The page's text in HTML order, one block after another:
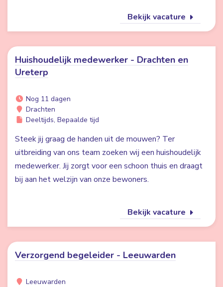
Bekijk vacature
Huishoudelijk medewerker - Drachten en
Ureterp
Nog 11 dagen
Drachten
Deeltijds, Bepaalde tijd
Steek jij graag de handen uit de mouwen? Ter
uitbreiding van ons team zoeken wij een huishoudelijk
medewerker. Jij zorgt voor een schoon thuis en draagt
bij aan het welzijn van onze bewoners.
Bekijk vacature
Verzorgend begeleider - Leeuwarden
Leeuwarden